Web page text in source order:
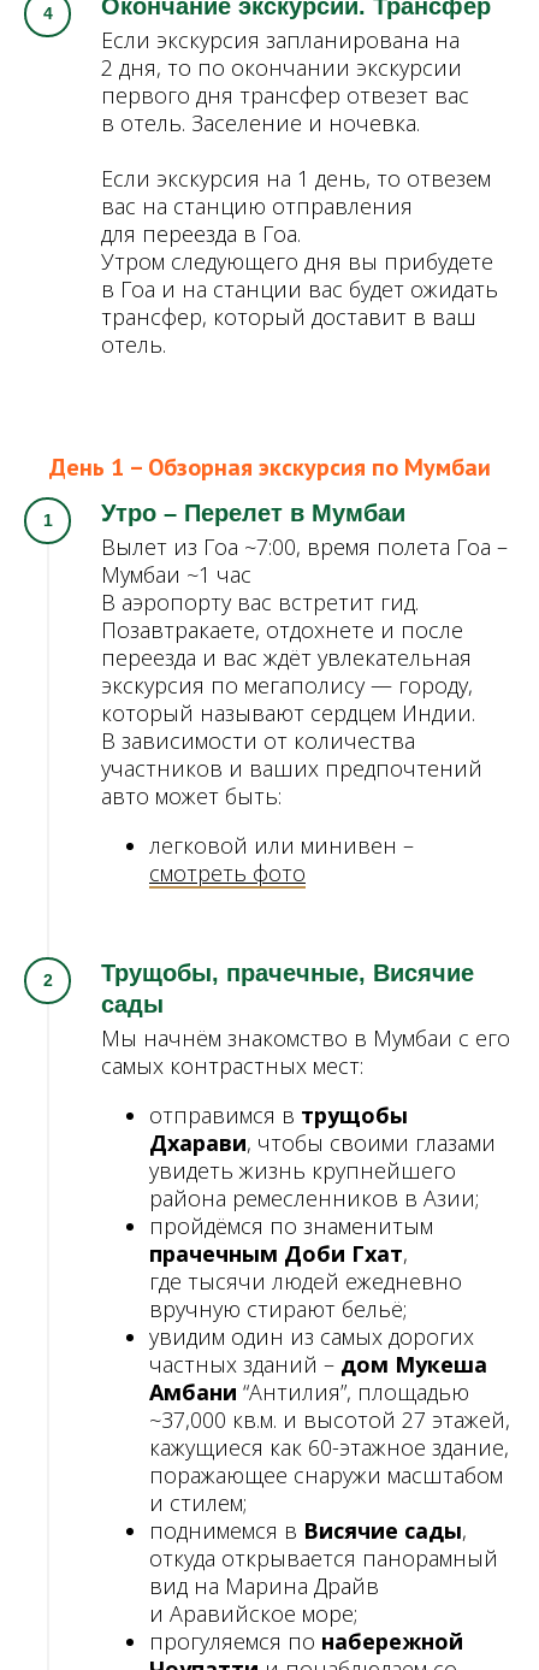
Окончание экскурсии. Трансфер
Если экскурсия запланирована на
2 дня, то по окончании экскурсии
первого дня трансфер отвезет вас
в отель. Заселение и ночевка.
Если экскурсия на 1 день, то отвезем
вас на станцию отправления
для переезда в Гоа.
Утром следующего дня вы прибудете
в Гоа и на станции вас будет ожидать
трансфер, который доставит в ваш
отель.
День 1 – Обзорная экскурсия по Мумбаи
Утро – Перелет в Мумбаи
Вылет из Гоа ~7:00, время полета Гоа –
Мумбаи ~1 час
В аэропорту вас встретит гид.
Позавтракаете, отдохнете и после
переезда и вас ждёт увлекательная
экскурсия по мегаполису — городу,
который называют сердцем Индии.
В зависимости от количества
участников и ваших предпочтений
авто может быть:
легковой или минивен –
смотреть фото
Трущобы, прачечные, Висячие
сады
Мы начнём знакомство в Мумбаи с его
самых контрастных мест:
отправимся в трущобы
Дхарави, чтобы своими глазами
увидеть жизнь крупнейшего
района ремесленников в Азии;
пройдёмся по знаменитым
прачечным Доби Гхат,
где тысячи людей ежедневно
вручную стирают бельё;
увидим один из самых дорогих
частных зданий – дом Мукеша
Амбани “Антилия”, площадью
~37,000 кв.м. и высотой 27 этажей,
кажущиеся как 60-этажное здание,
поражающее снаружи масштабом
и стилем;
поднимемся в Висячие сады,
откуда открывается панорамный
вид на Марина Драйв
и Аравийское море;
прогуляемся по набережной